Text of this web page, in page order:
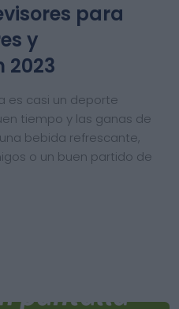
para
y
2023
es casi un deporte
tiempo y las ganas de
bebida refrescante,
o un buen partido de